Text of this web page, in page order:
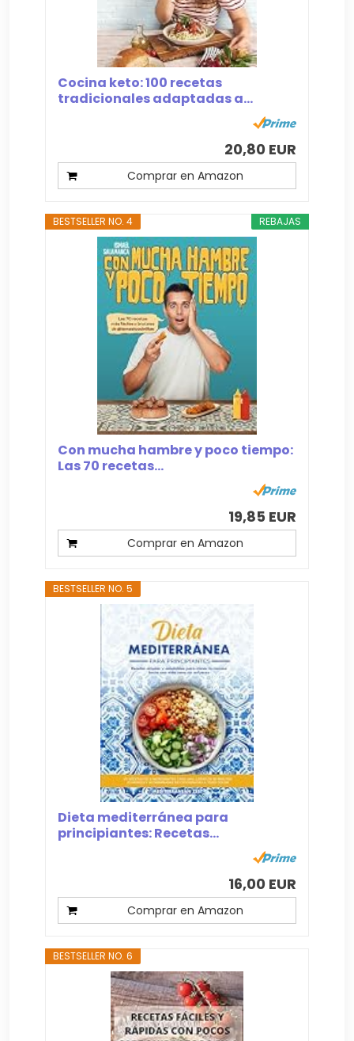
Cocina keto: 100 recetas
tradicionales adaptadas a...
20,80 EUR
Comprar en Amazon
REBAJAS
BESTSELLER NO. 4
Con mucha hambre y poco tiempo:
Las 70 recetas...
19,85 EUR
Comprar en Amazon
BESTSELLER NO. 5
Dieta mediterránea para
principiantes: Recetas...
16,00 EUR
Comprar en Amazon
BESTSELLER NO. 6